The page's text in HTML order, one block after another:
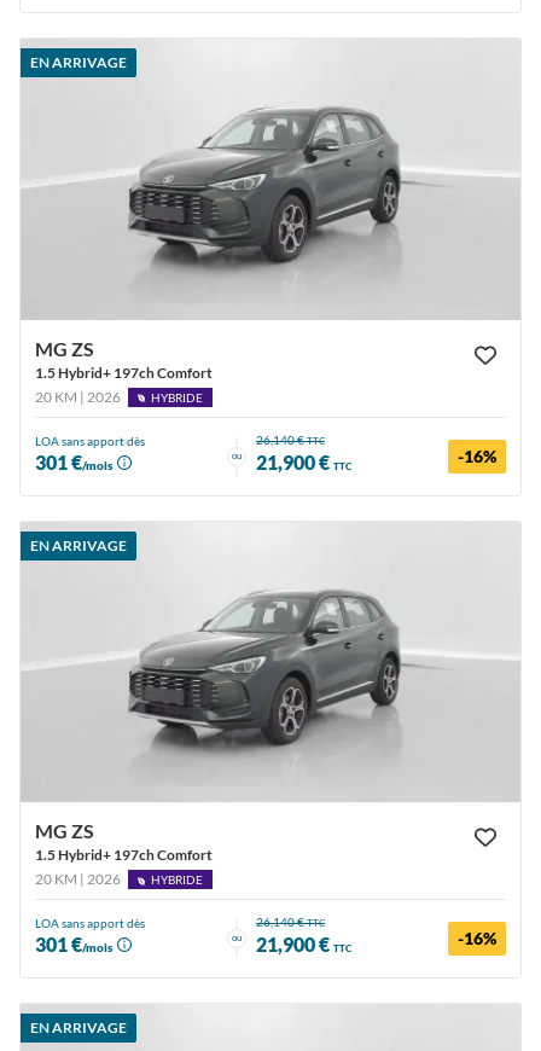
EN ARRIVAGE
MG ZS
1.5 Hybrid+ 197ch Comfort
20 KM | 2026
HYBRIDE
LOA sans apport dès
301 €/mois
ou
26,140 €TTC
21,900 € TTC -16%
EN ARRIVAGE
MG ZS
1.5 Hybrid+ 197ch Comfort
20 KM | 2026
HYBRIDE
LOA sans apport dès
301 €/mois
ou
26,140 €TTC
21,900 € TTC -16%
EN ARRIVAGE